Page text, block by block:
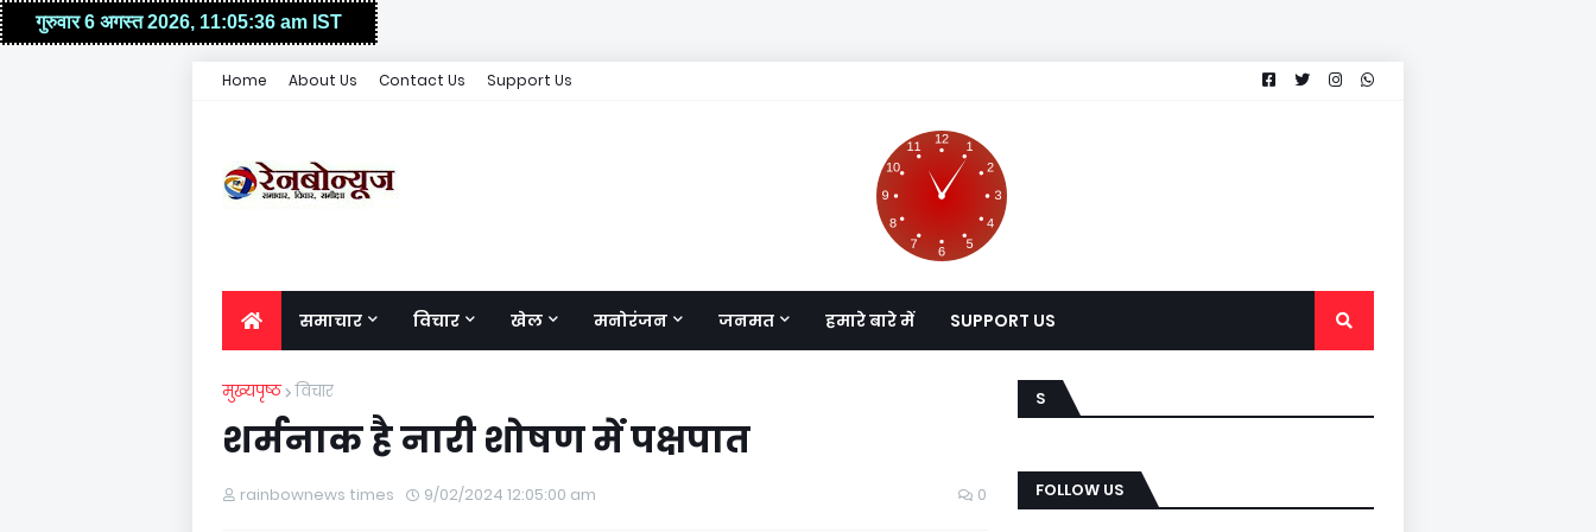
Home About Us Contact Us Support Us
समाचार विचार खेल मनोरंजन जनमत हमारे बारे में SUPPORT US
मुख्यपृष्ठ विचार
शर्मनाक है नारी शोषण में पक्षपात
rainbownews times 9/02/2024 12:05:00 am 0
S
FOLLOW US